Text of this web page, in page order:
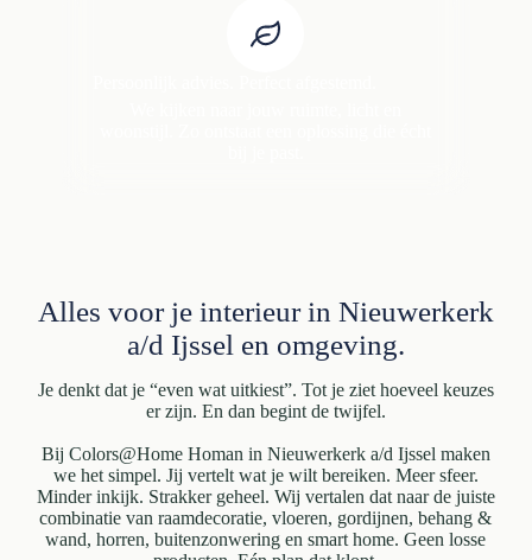
Alles voor je interieur in Nieuwerkerk
a/d Ijssel en omgeving.
Je denkt dat je “even wat uitkiest”. Tot je ziet hoeveel keuzes
er zijn. En dan begint de twijfel.
Bij Colors@Home Homan in Nieuwerkerk a/d Ijssel maken
we het simpel. Jij vertelt wat je wilt bereiken. Meer sfeer.
Minder inkijk. Strakker geheel. Wij vertalen dat naar de juiste
combinatie van raamdecoratie, vloeren, gordijnen, behang &
wand, horren, buitenzonwering en smart home. Geen losse